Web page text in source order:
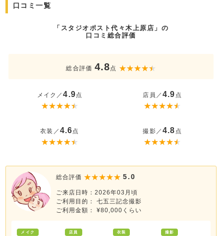
口コミ一覧
「スタジオポスト代々木上原店」の
口コミ総合評価
総合評価 4.8点
メイク／4.9点 店員／ 4.9 点
衣装／ 4.6点 撮影／ 4.8 点
総合評価 5.0
ご来店日時：2026年03月頃
ご利用目的： 七五三記念撮影
ご利用金額： ¥80,000くらい
メイク 店員 衣装 撮影